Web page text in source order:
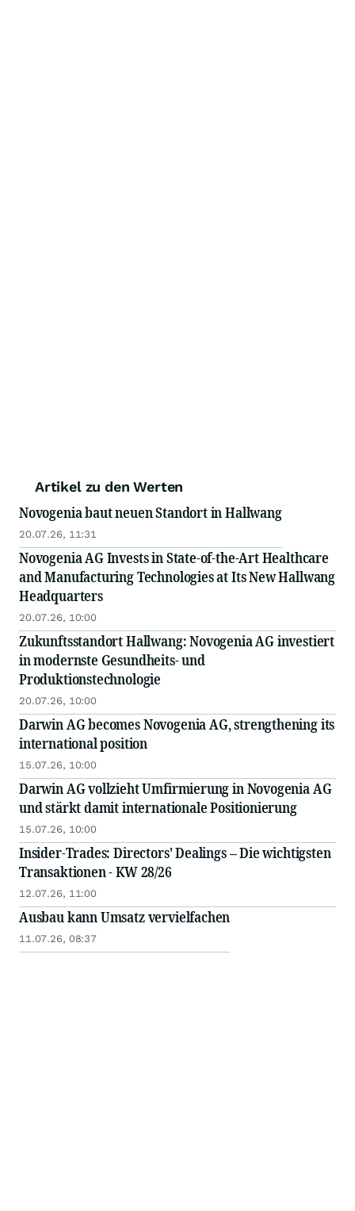
Artikel zu den Werten
Novogenia baut neuen Standort in Hallwang
20.07.26, 11:31
Novogenia AG Invests in State-of-the-Art Healthcare
and Manufacturing Technologies at Its New Hallwang
Headquarters
20.07.26, 10:00
Zukunftsstandort Hallwang: Novogenia AG investiert
in modernste Gesundheits- und
Produktionstechnologie
20.07.26, 10:00
Darwin AG becomes Novogenia AG, strengthening its
international position
15.07.26, 10:00
Darwin AG vollzieht Umfirmierung in Novogenia AG
und stärkt damit internationale Positionierung
15.07.26, 10:00
Insider-Trades: Directors' Dealings – Die wichtigsten
Transaktionen - KW 28/26
12.07.26, 11:00
Ausbau kann Umsatz vervielfachen
11.07.26, 08:37